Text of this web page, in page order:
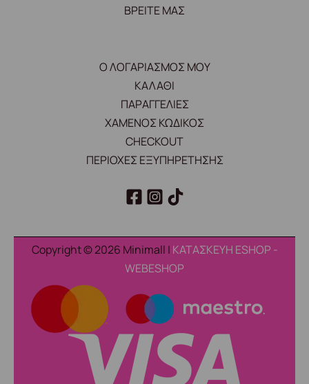
ΒΡΕΙΤΕ ΜΑΣ
Ο ΛΟΓΑΡΙΑΣΜΟΣ ΜΟΥ
ΚΑΛΑΘΙ
ΠΑΡΑΓΓΕΛΙΕΣ
ΧΑΜΕΝΟΣ ΚΩΔΙΚΟΣ
CHECKOUT
ΠΕΡΙΟΧΕΣ ΕΞΥΠΗΡΕΤΗΣΗΣ
Copyright © 2026 Minimall | ΚΑΤΑΣΚΕΥΗ ESHOP -
WEBESHOP